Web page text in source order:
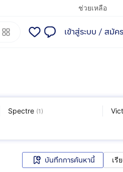
ช่วยเหลือ
เข้าสู่ระบบ / สมัค
Spectre (1 )
บันทึกการค้นหานี้ เรี